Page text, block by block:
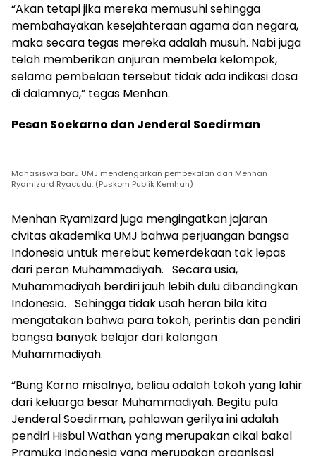
“Akan tetapi jika mereka memusuhi sehingga
membahayakan kesejahteraan agama dan negara,
maka secara tegas mereka adalah musuh. Nabi juga
telah memberikan anjuran membela kelompok,
selama pembelaan tersebut tidak ada indikasi dosa
di dalamnya,” tegas Menhan.
Pesan Soekarno dan Jenderal Soedirman
Mahasiswa baru UMJ mendengarkan pembekalan dari Menhan
Ryamizard Ryacudu. (Puskom Publik Kemhan)
Menhan Ryamizard juga mengingatkan jajaran
civitas akademika UMJ bahwa perjuangan bangsa
Indonesia untuk merebut kemerdekaan tak lepas
dari peran Muhammadiyah. Secara usia,
Muhammadiyah berdiri jauh lebih dulu dibandingkan
Indonesia. Sehingga tidak usah heran bila kita
mengatakan bahwa para tokoh, perintis dan pendiri
bangsa banyak belajar dari kalangan
Muhammadiyah.
“Bung Karno misalnya, beliau adalah tokoh yang lahir
dari keluarga besar Muhammadiyah. Begitu pula
Jenderal Soedirman, pahlawan gerilya ini adalah
pendiri Hisbul Wathan yang merupakan cikal bakal